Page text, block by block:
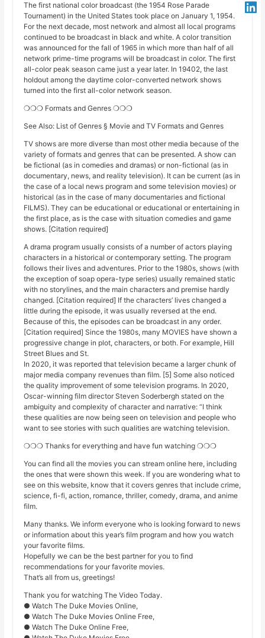
The first national color broadcast (the 1954 Rose Parade
Tournament) in the United States took place on January 1, 1954.
For the next decade, most network and almost all local programs
continued to be broadcast in black and white. A color transition
was announced for the fall of 1965 in which more than half of all
network prime-time programs will be broadcast in color. The first
all-color peak season came just a year later. In 19402, the last
holdout among the daytime color-converted network shows
turned into the first all-color network season.
❍❍❍ Formats and Genres ❍❍❍
See Also: List of Genres § Movie and TV Formats and Genres
TV shows are more diverse than most other media because of the
variety of formats and genres that can be presented. A show can
be fictional (as in comedies and dramas) or non-fictional (as in
documentary, news, and reality television). It can be current (as in
the case of a local news program and some television movies) or
historical (as in the case of many documentaries and fictional
FILMS). They can be educational or educational or entertaining in
the first place, as is the case with situation comedies and game
shows. [Citation required]
A drama program usually consists of a number of actors playing
characters in a historical or contemporary setting. The program
follows their lives and adventures. Prior to the 1980s, shows (with
the exception of soap opera-type series) usually remained static
with no storylines, and the main characters and premise hardly
changed. [Citation required] If the characters’ lives changed a
little during the episode, it was usually reversed at the end.
Because of this, the episodes can be broadcast in any order.
[Citation required] Since the 1980s, many MOVIES have shown a
progressive change in plot, characters, or both. For example, Hill
Street Blues and St.
In 2020, it was reported that television became a larger chunk of
major media company revenues than film. [5] Some also noticed
the quality improvement of some television programs. In 2020,
Oscar-winning film director Steven Soderbergh stated on the
ambiguity and complexity of character and narrative: “I think
these qualities are now being seen on television and people who
want to see stories with such qualities are watching television.
❍❍❍ Thanks for everything and have fun watching ❍❍❍
You can find all the movies you can stream online here, including
the ones that were shown this week. If you are wondering what to
see on this website, know that it covers genres that include crime,
science, fi-fi, action, romance, thriller, comedy, drama, and anime
film.
Many thanks. We inform everyone who is looking forward to news
or information about this year’s film program and how you watch
your favorite films.
Hopefully we can be the best partner for you to find
recommendations for your favorite movies.
That’s all from us, greetings!
Thank you for watching The Video Today.
● Watch The Duke Movies Online,
● Watch The Duke Movies Online Free,
● Watch The Duke Online Free,